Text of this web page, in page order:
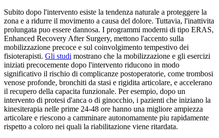
Subito dopo l'intervento esiste la tendenza naturale a proteggere la
zona e a ridurre il movimento a causa del dolore. Tuttavia, l'inattivita
prolungata puo essere dannosa. I programmi moderni di tipo ERAS,
Enhanced Recovery After Surgery, mettono l'accento sulla
mobilizzazione precoce e sul coinvolgimento tempestivo dei
fisioterapisti. Gli studi mostrano che la mobilizzazione e gli esercizi
iniziati precocemente dopo l'intervento riducono in modo
significativo il rischio di complicanze postoperatorie, come trombosi
venose profonde, bronchiti da stasi e rigidita articolare, e accelerano
il recupero della capacita funzionale. Per esempio, dopo un
intervento di protesi d'anca o di ginocchio, i pazienti che iniziano la
kinesiterapia nelle prime 24-48 ore hanno una migliore ampiezza
articolare e riescono a camminare autonomamente piu rapidamente
rispetto a coloro nei quali la riabilitazione viene ritardata.